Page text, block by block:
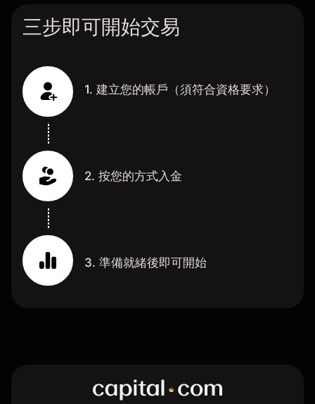
三步即可開始交易
1. 建立您的帳戶（須符合資格要求）
2. 按您的方式入金
3. 準備就緒後即可開始